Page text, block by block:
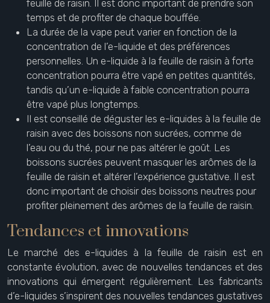
feuille de raisin. Il est donc important de prendre son
temps et de profiter de chaque bouffée.
La durée de la vape peut varier en fonction de la
concentration de l’e-liquide et des préférences
personnelles. Un e-liquide à la feuille de raisin à forte
concentration pourra être vapé en petites quantités,
tandis qu’un e-liquide à faible concentration pourra
être vapé plus longtemps.
Il est conseillé de déguster les e-liquides à la feuille de
raisin avec des boissons non sucrées, comme de
l’eau ou du thé, pour ne pas altérer le goût. Les
boissons sucrées peuvent masquer les arômes de la
feuille de raisin et altérer l’expérience gustative. Il est
donc important de choisir des boissons neutres pour
profiter pleinement des arômes de la feuille de raisin.
Tendances et innovations
Le marché des e-liquides à la feuille de raisin est en
constante évolution, avec de nouvelles tendances et des
innovations qui émergent régulièrement. Les fabricants
d’e-liquides s’inspirent des nouvelles tendances gustatives